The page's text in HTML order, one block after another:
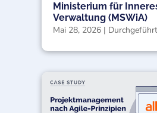
Ministerium für
Verwaltung (MSWiA)
Mai 28, 2026 |